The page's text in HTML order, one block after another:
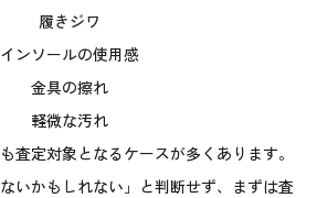
履きジワ
インソールの使用感
金具の擦れ
軽微な汚れ
査定対象となるケースが多くあります。
いかもしれない」と判断せず、まずは査